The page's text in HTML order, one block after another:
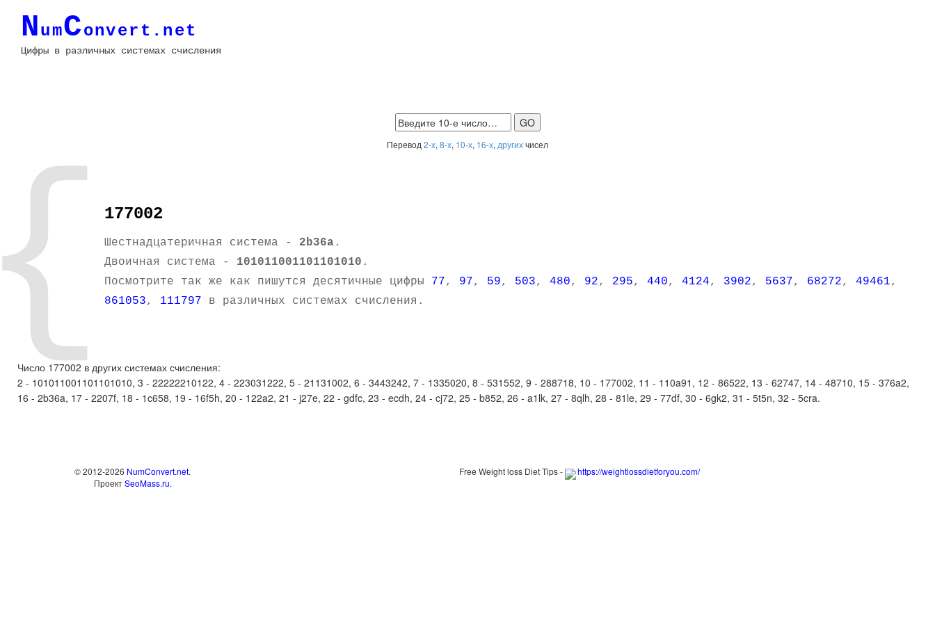
NumConvert.net
Цифры в различных системах счисления
Перевод 2-х, 8-х, 10-х, 16-х, другихчисел
177002
Шестнадцатеричная система - 2b36a .
Двоичная система - 101011001101101010 .
Посмотрите так же как пишутся десятичные цифры 77, 97, 59, 503, 480, 92, 295, 440, 4124, 3902, 5637, 68272, 49461,
861053, 111797 в различных системах счисления.
Число 177002 в других системах счисления:
2 - 101011001101101010, 3 - 22222210122, 4 - 223031222, 5 - 21131002, 6 - 3443242, 7 - 1335020, 8 - 531552, 9 - 288718, 10 - 177002, 11 - 110a91, 12 - 86522, 13 - 62747, 14 - 48710, 15 - 376a2,
16 - 2b36a, 17 - 2207f, 18 - 1c658, 19 - 16f5h, 20 - 122a2, 21 - j27e, 22 - gdfc, 23 - ecdh, 24 - cj72, 25 - b852, 26 - a1lk, 27 - 8qlh, 28 - 81le, 29 - 77df, 30 - 6gk2, 31 - 5t5n, 32 - 5cra.
© 2012-2026 NumConvert.net.
ПроектSeoMass.ru.
Free Weight loss Diet Tips - https://weightlossdietforyou.com/